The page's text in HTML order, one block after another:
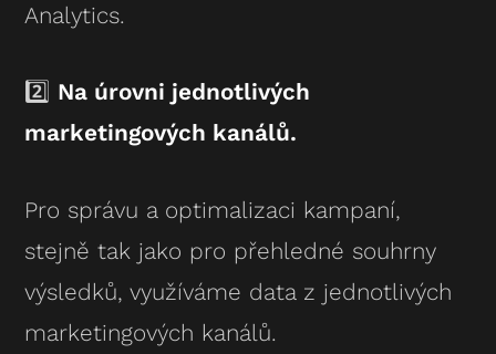
Analytics.
2️⃣ Na úrovni jednotlivých
marketingových kanálů.
Pro správu a optimalizaci kampaní,
stejně tak jako pro přehledné souhrny
výsledků, využíváme data z jednotlivých
marketingových kanálů.